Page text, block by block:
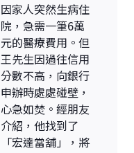
因家人突然生病住
院，急需一筆6萬
元的醫療費用。但
王先生因過往信用
分數不高，向銀行
申辦時處處碰壁，
心急如焚。經朋友
介紹，他找到了
「宏達當舖」，將